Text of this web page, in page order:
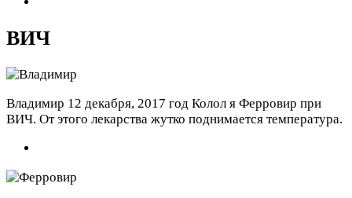
ВИЧ
Владимир 12 декабря, 2017 год Колол я Ферровир при
ВИЧ. От этого лекарства жутко поднимается температура.